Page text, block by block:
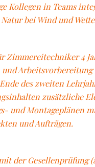
Kollegen in Teams
bei Wind und
Zimmereitechniker 4
des zweiten
zusätzliche
und Montageplänen
und Aufträgen.
der Gesellenprüfung